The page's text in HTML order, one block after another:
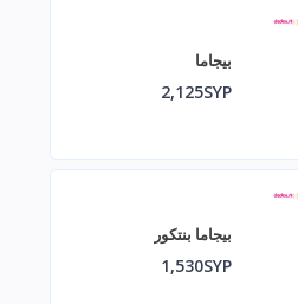
بيجاما
2,125SYP
بيجاما بنتكور
1,530SYP